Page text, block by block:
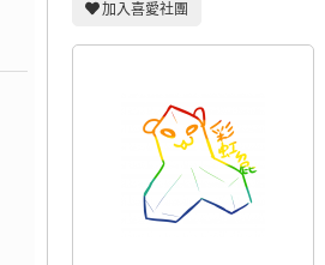
加入喜愛社團